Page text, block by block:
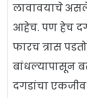
लावावयाचे असले
आहेच. पण हेच
फारच त्रास
बांधल्यापासून
दगडांचा